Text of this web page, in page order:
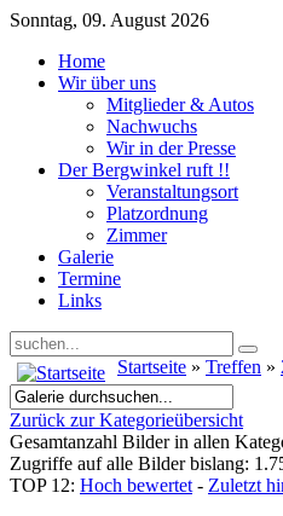
Sonntag, 09. August 2026
Home
Wir über uns
Mitglieder & Autos
Nachwuchs
Wir in der Presse
Der Bergwinkel ruft !!
Veranstaltungsort
Platzordnung
Zimmer
Galerie
Termine
Links
Startseite » Treffen »
Zurück zur Kategorieübersicht
Gesamtanzahl Bilder in allen
Zugriffe auf alle Bilder bislang:
TOP 12: Hoch bewertet - Zuletzt